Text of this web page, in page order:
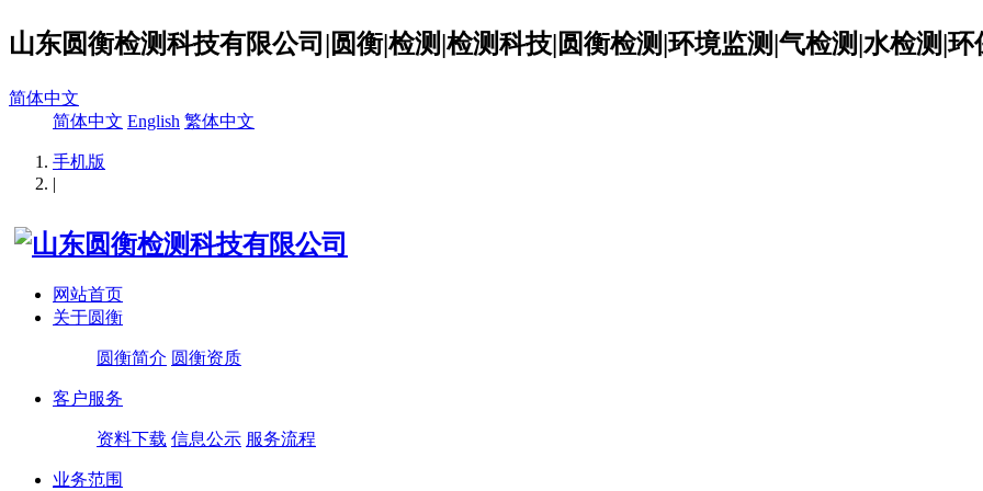
山东圆衡检测科技有限公司|圆衡|检测|检测科技|圆衡检测|环境监测|气检测|水检测|环
简体中文
简体中文 English 繁体中文
手机版
|
网站首页
关于圆衡
圆衡简介 圆衡资质
客户服务
资料下载 信息公示 服务流程
业务范围